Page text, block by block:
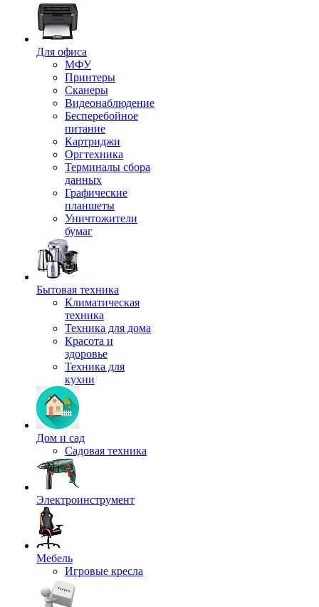
Для офиса
МФУ
Принтеры
Сканеры
Видеонаблюдение
Бесперебойное
питание
Картриджи
Оргтехника
Терминалы сбора
данных
Графические
планшеты
Уничтожители
бумаг
Бытовая техника
Климатическая
техника
Техника для дома
Красота и
здоровье
Техника для
кухни
Дом и сад
Садовая техника
Электроинструмент
Мебель
Игровые кресла